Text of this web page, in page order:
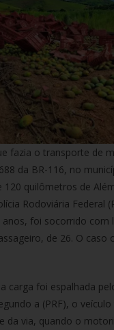
fazia o transporte de
da BR-116, no
120 quilômetros de
Rodoviária Federal
foi socorrido com
de 26. O caso
carga foi espalhada
a (PRF), o
da via, quando o